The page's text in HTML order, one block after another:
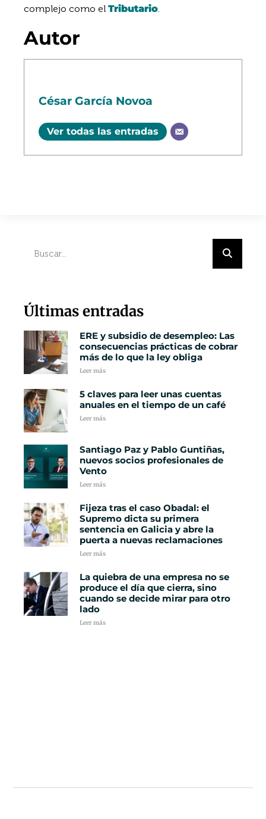
complejo como el Tributario.
Autor
César García Novoa
Ver todas las entradas
Últimas entradas
ERE y subsidio de desempleo: Las
consecuencias prácticas de cobrar
más de lo que la ley obliga
Leer más
5 claves para leer unas cuentas
anuales en el tiempo de un café
Leer más
Santiago Paz y Pablo Guntiñas,
nuevos socios profesionales de
Vento
Leer más
Fijeza tras el caso Obadal: el
Supremo dicta su primera
sentencia en Galicia y abre la
puerta a nuevas reclamaciones
Leer más
La quiebra de una empresa no se
produce el día que cierra, sino
cuando se decide mirar para otro
lado
Leer más